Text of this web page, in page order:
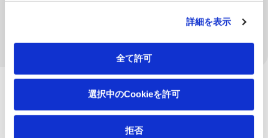
詳細を表示
全て許可
選択中のCookieを許可
拒否